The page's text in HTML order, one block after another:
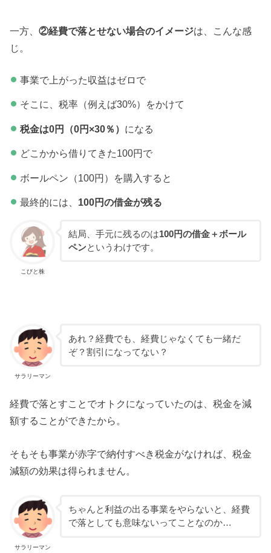
一方、②経費で落とせない場合のイメージは、こんな感
じ。
事業で上がった収益はゼロで
そこに、税率（例えば30%）をかけて
税金は0円（0円×30％） になる
どこかから借りてきた100円で
ボールペン（100円）を購入すると
最終的には、 100円の借金が残る
こびと株
結局、手元に残るのは100円の借金＋ボール
ペンというわけです。
サラリーマン
あれ？経費でも、経費じゃなくても一緒だ
ぞ？割引になってない？
経費で落とすことでオトクになっていたのは、税金を減
額することができたから。
そもそも事業が赤字で納付すべき税金がなければ、税金
減額の効果は得られません。
サラリーマン
ちゃんと利益の出る事業をやらないと、経費
で落としても意味ないってことなのか…